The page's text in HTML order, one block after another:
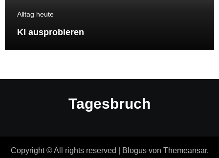
Alltag heute
KI ausprobieren
Tagesbruch
Copyright © All rights reserved Blogusvon Themeansar.